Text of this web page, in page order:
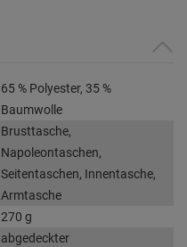
65 % Polyester, 35 %
Baumwolle
Brusttasche,
Napoleontaschen,
Seitentaschen, Innentasche,
Armtasche
270 g
abgedeckter